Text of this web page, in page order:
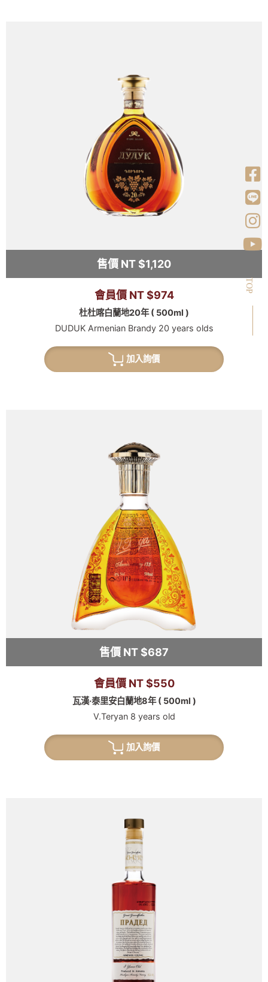
售價 NT $1,120
會員價 NT $974
杜杜喀白蘭地20年 ( 500ml )
DUDUK Armenian Brandy 20 years olds
加入詢價
售價 NT $687
會員價 NT $550
瓦漢·泰里安白蘭地8年 ( 500ml )
V.Teryan 8 years old
加入詢價
TOP